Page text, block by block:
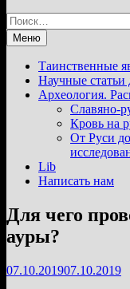
Найти:
Меню
Таинственные
Научные статьи
Археология.
Славяно-
Кровь на
От Руси
Lib
Написать нам
Для чего
ауры?
07.10.201907.10.2019